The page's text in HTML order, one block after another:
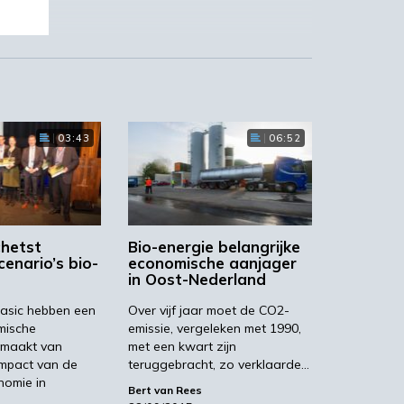
03:43
bio-
hebben een
van
van de
in
06:52
Bio-energie belangrijke
economische aanjager
in Oost-Nederland
Over vijf jaar moet de CO2-
emissie, vergeleken met 1990,
met een kwart zijn
teruggebracht, zo verklaarde…
Bert van Rees